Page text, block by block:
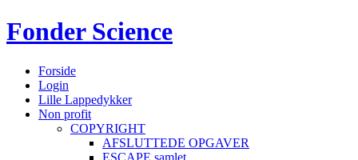
FonderScience
Forside
Login
Lille Lappedykker
Non profit
COPYRIGHT
AFSLUTTEDE OPGAVER
ESCAPE samlet